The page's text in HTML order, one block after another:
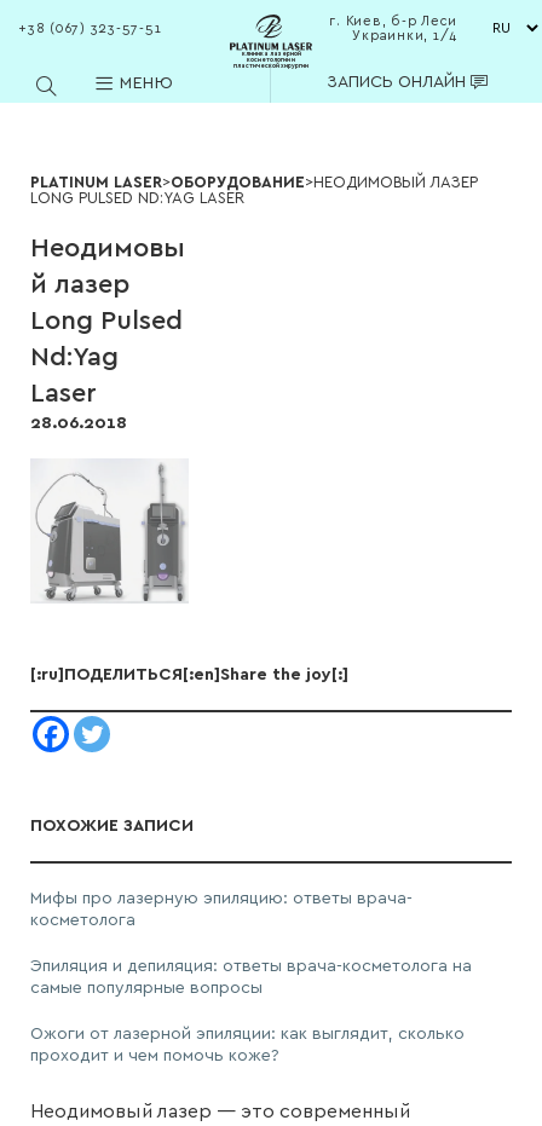
МЕНЮ
клиника лазерной
косметологии и
пластической хирургии
+38 (067) 323-57-51
г. Киев, б-р Леси
Украинки, 1/4
ЗАПИСЬ ОНЛАЙН
PLATINUM LASER>ОБОРУДОВАНИЕ>НЕОДИМОВЫЙ ЛАЗЕР
LONG PULSED ND:YAG LASER
Неодимовы
й лазер
Long Pulsed
Nd:Yag
Laser
28.06.2018
[:ru]ПОДЕЛИТЬСЯ[:en]Share the joy[:]
ПОХОЖИЕ ЗАПИСИ
Мифы про лазерную эпиляцию: ответы врача-
косметолога
Эпиляция и депиляция: ответы врача-косметолога на
самые популярные вопросы
Ожоги от лазерной эпиляции: как выглядит, сколько
проходит и чем помочь коже?
Неодимовый лазер — это современный